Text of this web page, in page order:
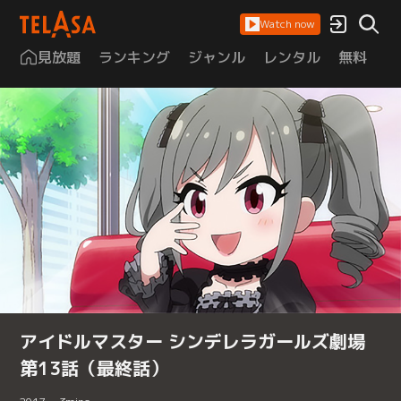
Watch now
見放題 ランキング ジャンル レンタル 無料
アイドルマスター シンデレラガールズ劇場
第13話（最終話）